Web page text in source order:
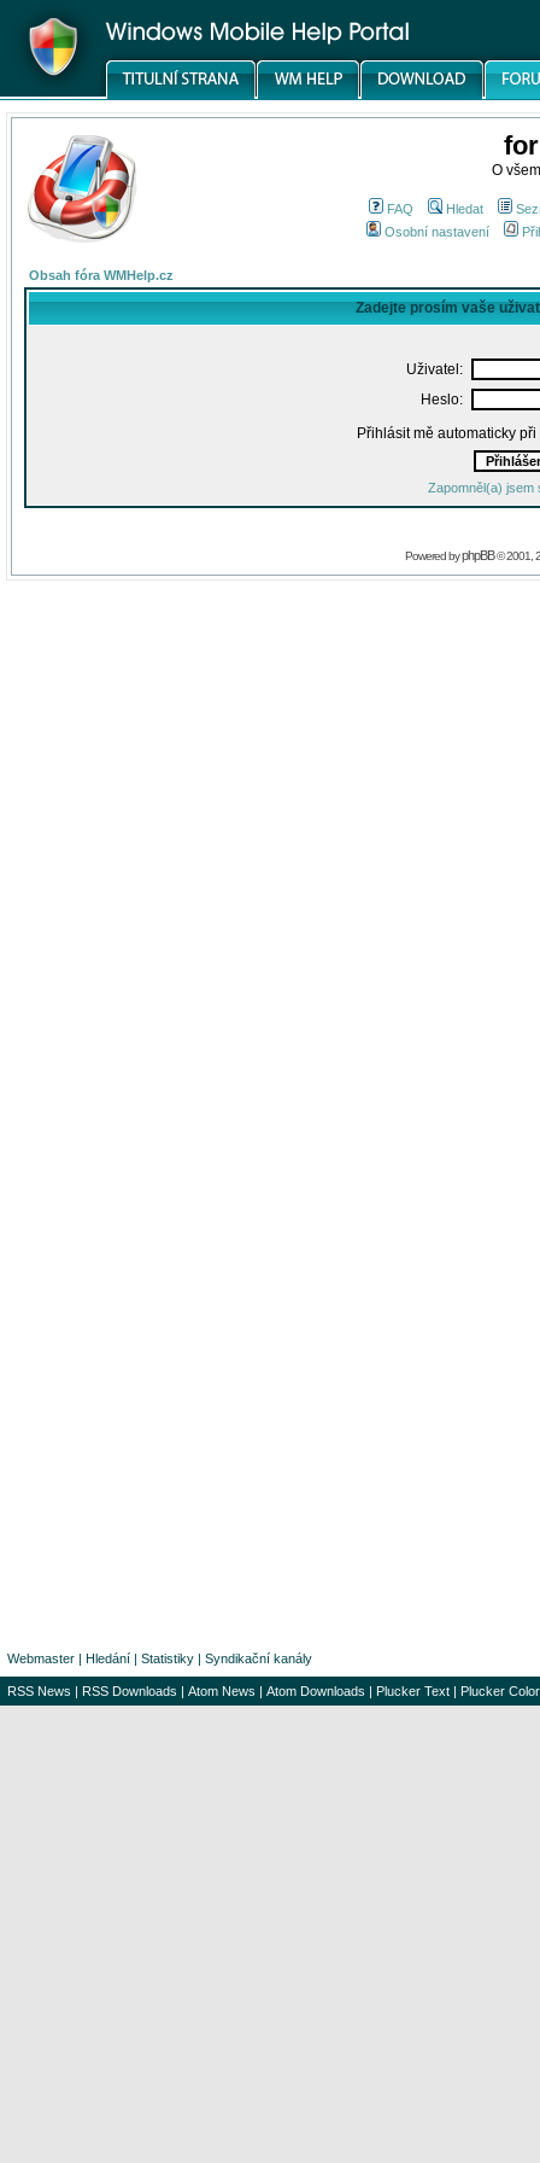
O
FAQ Hledat
Osobní nastavení
Obsah fóra WMHelp.cz
Zadejte prosím vaše
Uživatel:
Heslo:
Přihlásit mě automaticky
Zapomněl(a) jsem
Powered byphpBB© 2001,
Webmaster | Hledání | Statistiky | Syndikační kanály
RSS News | RSS Downloads | Atom News | Atom Downloads | Plucker Text | Plucker Color